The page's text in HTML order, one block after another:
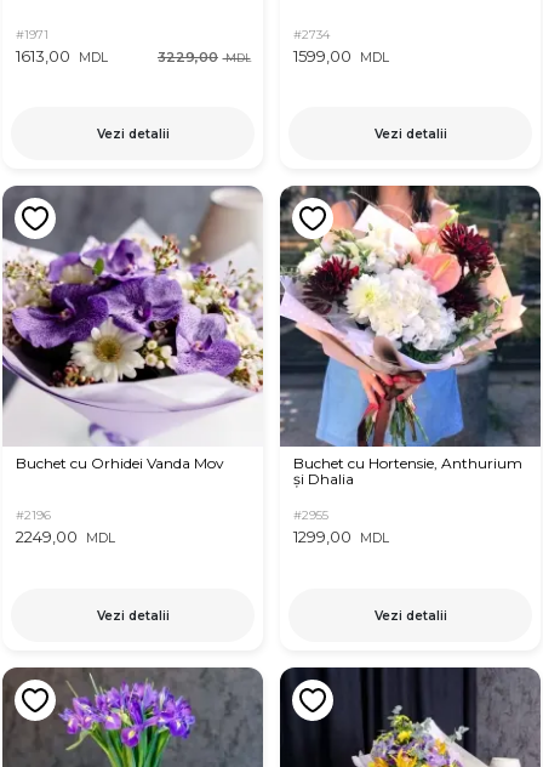
#1971
1613,00 MDL 3229,00 MDL
Vezi detalii
#2734
1599,00 MDL
Vezi detalii
Buchet cu Orhidei Vanda Mov
#2196
2249,00 MDL
Vezi detalii
Buchet cu Hortensie, Anthurium
și Dhalia
#2955
1299,00 MDL
Vezi detalii